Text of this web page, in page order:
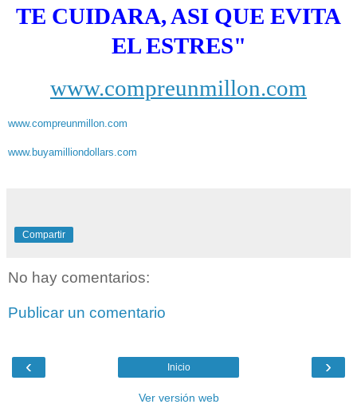
TE CUIDARA, ASI QUE EVITA
EL ESTRES"
www.compreunmillon.com
www.compreunmillon.com
www.buyamilliondollars.com
Compartir
No hay comentarios:
Publicar un comentario
‹ ›
Inicio
Ver versión web